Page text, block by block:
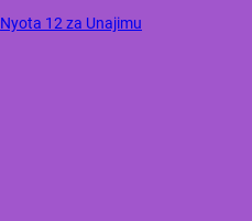
Nyota 12 za Unajimu